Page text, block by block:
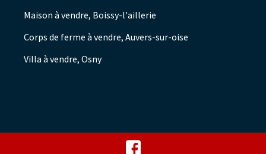
Maison à vendre, Boissy-l'aillerie
Corps de ferme à vendre, Auvers-sur-oise
Villa à vendre, Osny